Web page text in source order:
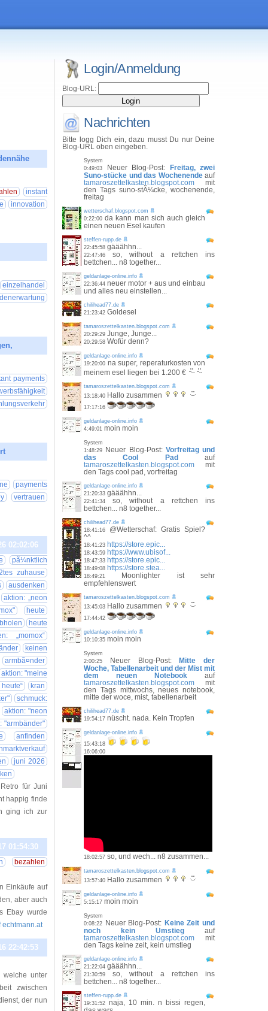
instant
innovation
einzelhandel
payments
payments
vertrauen
02:02:06
pã¼nktlich
zuhause
ausdenken
aktion: „neon
heute
heute
„momox“
keinen
armbã¤nder
aktion: "meine
kran
schmuck:
aktion: "neon
"armbänder"
anfinden
juni 2026
für Juni
happig finde
ging ich zur
01:54:30
bezahlen
Einkäufe auf
aber auch
Ebay wurde
echtmann.at
22:42:53
welche unter
zwischen
der nun
Login/Anmeldung
Blog-URL:
Nachrichten
Bitte logg Dich ein, dazu musst Du nur Deine
Blog-URL oben eingeben.
System
0:49:03
Neuer Blog-Post:
Freitag, zwei
Suno-stücke und das Wochenendeauf
tamaroszettelkasten.blogspot.com mit
den Tags suno-stÃ¼cke, wochenende,
freitag
wetterschaf.blogspot.com
0:22:00da kann man sich auch gleich
einen neuen Esel kaufen
steffen-rupp.de
22:45:58 gääähhn...
22:47:46so, without a rettchen ins
bettchen... n8 together...
geldanlage-online.info
22:36:44 neuer motor + aus und einbau
und alles neu einstellen...
chilihead77.de
21:23:42 Goldesel
tamaroszettelkasten.blogspot.com
20:29:29 Junge, Junge...
20:29:58 Wofür denn?
geldanlage-online.info
19:20:00 na super, reperaturkosten von
meinem esel liegen bei 1.200 €
tamaroszettelkasten.blogspot.com
13:18:40 Hallo zusammen
17:17:16
geldanlage-online.info
4:49:01 moin moin
System
1:48:29
Neuer Blog-Post: Vorfreitag und
das Cool Pad
auf
tamaroszettelkasten.blogspot.com mit
den Tags cool pad, vorfreitag
geldanlage-online.info
21:20:33 gääähhn...
22:41:34so, without a rettchen ins
bettchen... n8 together...
chilihead77.de
18:41:16 @Wetterschaf: Gratis Spiel?
^^
18:41:23 https://store.epic...
18:43:59 https://www.ubisof...
18:47:33 https://store.epic...
18:49:08 https://store.stea...
18:49:21
Moonlighter ist sehr
empfehlenswert
tamaroszettelkasten.blogspot.com
13:45:03 Hallo zusammen
17:44:42
geldanlage-online.info
10:10:35 moin moin
System
2:00:25
Neuer Blog-Post:
Mitte der
Woche, Tabellenarbeit und der Mist mit
dem neuen Notebook auf
tamaroszettelkasten.blogspot.com mit
den Tags mittwochs, neues notebook,
mitte der woce, mist, tabellenarbeit
chilihead77.de
19:54:17 nüscht. nada. Kein Tropfen
geldanlage-online.info
15:43:18
16:06:00
18:02:57 so, und wech... n8 zusammen...
tamaroszettelkasten.blogspot.com
13:57:40 Hallo zusammen
geldanlage-online.info
5:15:17 moin moin
System
0:08:22
Neuer Blog-Post: Keine Zeit und
noch kein Umstieg auf
tamaroszettelkasten.blogspot.com mit
den Tags keine zeit, kein umstieg
geldanlage-online.info
21:22:04 gääähhn...
21:30:59so, without a rettchen ins
bettchen... n8 together...
steffen-rupp.de
19:31:52 naja, 10 min. n bissi regen,